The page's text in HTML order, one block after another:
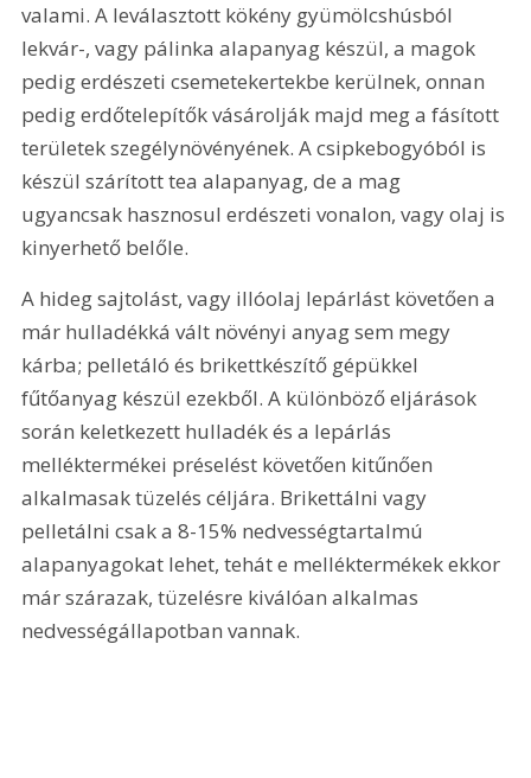
valami. A leválasztott kökény gyümölcshúsból
lekvár-, vagy pálinka alapanyag készül, a magok
pedig erdészeti csemetekertekbe kerülnek, onnan
pedig erdőtelepítők vásárolják majd meg a fásított
területek szegélynövényének. A csipkebogyóból is
készül szárított tea alapanyag, de a mag
ugyancsak hasznosul erdészeti vonalon, vagy olaj is
kinyerhető belőle.
A hideg sajtolást, vagy illóolaj lepárlást követően a
már hulladékká vált növényi anyag sem megy
kárba; pelletáló és brikettkészítő gépükkel
fűtőanyag készül ezekből. A különböző eljárások
során keletkezett hulladék és a lepárlás
melléktermékei préselést követően kitűnően
alkalmasak tüzelés céljára. Brikettálni vagy
pelletálni csak a 8-15% nedvességtartalmú
alapanyagokat lehet, tehát e melléktermékek ekkor
már szárazak, tüzelésre kiválóan alkalmas
nedvességállapotban vannak.